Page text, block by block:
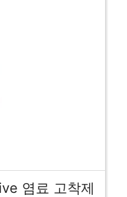
염료 고착제